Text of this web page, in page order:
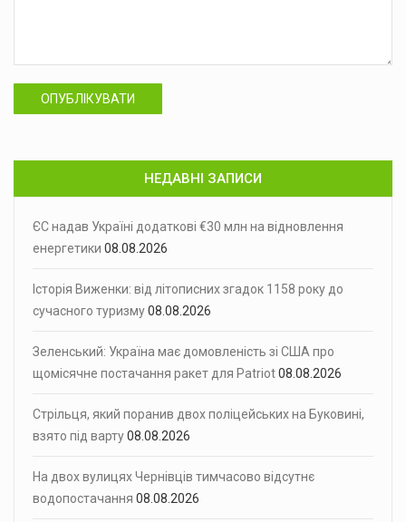
ОПУБЛІКУВАТИ
НЕДАВНІ ЗАПИСИ
ЄС надав Україні додаткові €30 млн на відновлення
енергетики 08.08.2026
Історія Виженки: від літописних згадок 1158 року до
сучасного туризму08.08.2026
Зеленський: Україна має домовленість зі США про
щомісячне постачання ракет для Patriot08.08.2026
Стрільця, який поранив двох поліцейських на Буковині,
взято під варту08.08.2026
На двох вулицях Чернівців тимчасово відсутнє
водопостачання 08.08.2026